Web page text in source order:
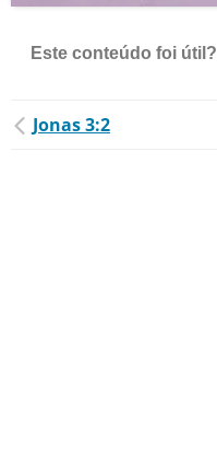
Este conteúdo foi útil?
Jonas 3:2